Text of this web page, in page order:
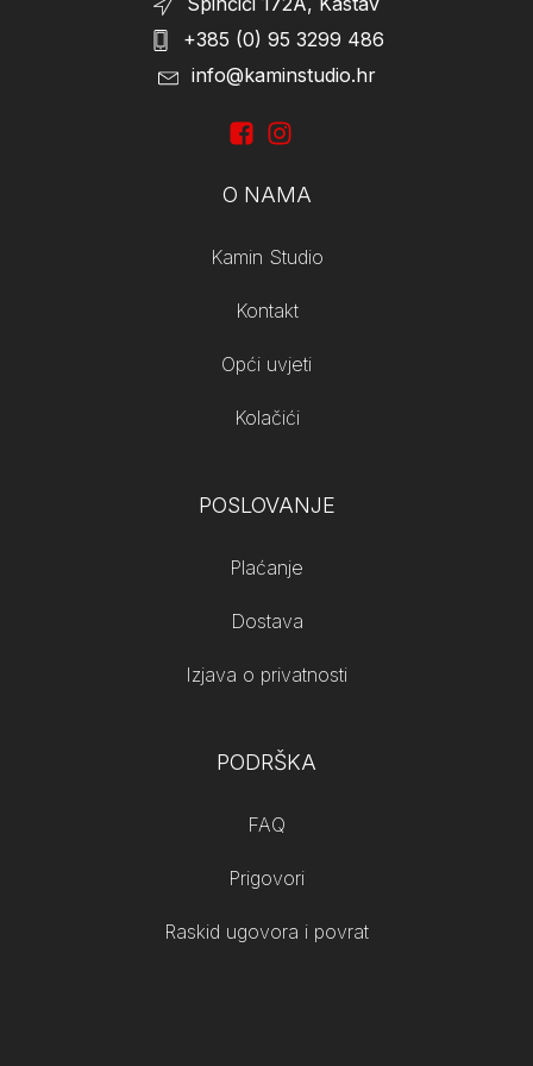
+385 (0) 95 3299 486
info@kaminstudio.hr
O NAMA
Kamin Studio
Kontakt
Opći uvjeti
Kolačići
POSLOVANJE
Plaćanje
Dostava
Izjava o privatnosti
PODRŠKA
FAQ
Prigovori
Raskid ugovora i povrat